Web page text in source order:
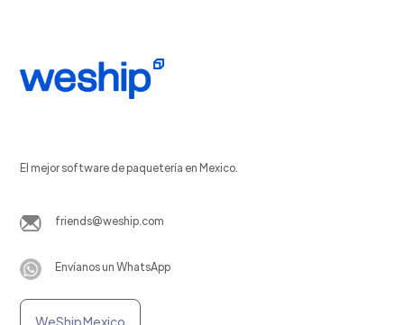
El mejor software de paquetería en Mexico.
friends@weship.com
Envíanos un WhatsApp
WeShip Mexico